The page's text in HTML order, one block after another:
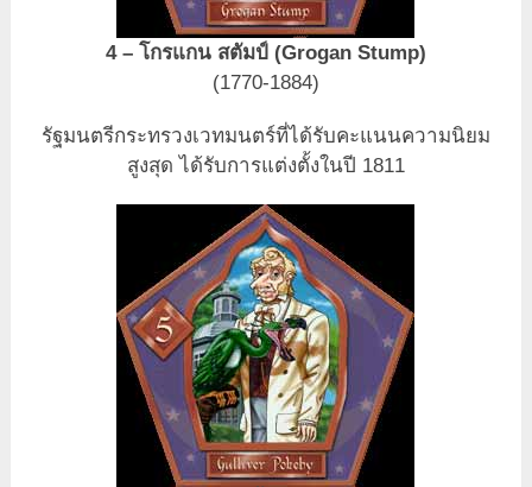
4 – โกรแกน สตัมป์ (Grogan Stump)
(1770-1884)
รัฐมนตรีกระทรวงเวทมนตร์ที่ได้รับคะแนนความนิยม
สูงสุด ได้รับการแต่งตั้งในปี 1811